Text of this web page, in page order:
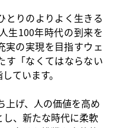
とりのよりよく生きる
生100年時代の到来を
実の実現を目指すウェ
す「なくてはならない
ています。
上げ、人の価値を高め
、新たな時代に柔軟